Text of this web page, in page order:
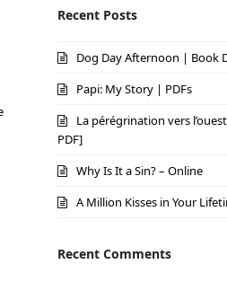
Recent Posts
Dog Day Afternoon | Book
Papi: My Story | PDFs
La pérégrination vers
PDF]
Why Is It a Sin? – Online
A Million Kisses in Your
Recent Comments